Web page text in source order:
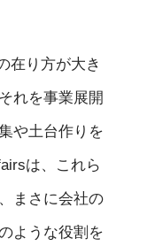
在り方が大き
れを事業展開
や土台作りを
は、これら
まさに会社の
ような役割を